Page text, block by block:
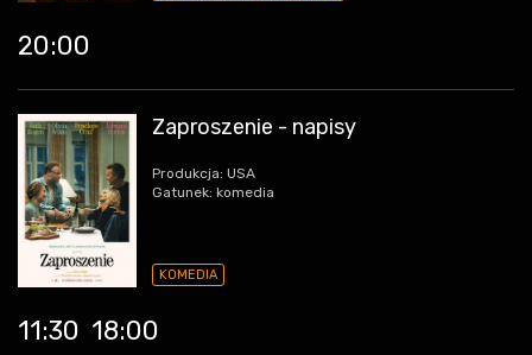
20:00
Zaproszenie - napisy
Produkcja: USA
Gatunek: komedia
KOMEDIA
11:30 18:00